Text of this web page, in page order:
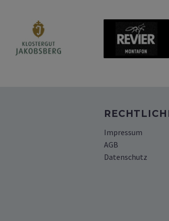
Impressum
AGB
Datenschutz